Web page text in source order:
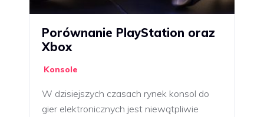
Porównanie PlayStation oraz
Xbox
Konsole
W dzisiejszych czasach rynek konsol do
gier elektronicznych jest niewątpliwie